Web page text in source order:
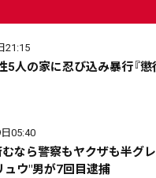
21:15
5人の家に忍び込み暴行『
05:40
むなら警察もヤクザも半グ
ュウ"男が7回目逮捕
件・事故